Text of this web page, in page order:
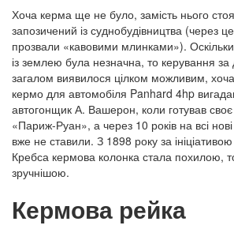
Хоча керма ще не було, замість нього
запозичений із суднобудівництва (через
прозвали «кавовими млинками»).
із землею була незначна, то керування
загалом виявилося цілком можливим,
кермо для автомобіля Panhard 4hp
автогонщик А. Вашерон, коли готував своє
«Париж-Руан», а через 10 років на всі
вже не ставили. З 1898 року за
Кребса кермова колонка стала похилою,
зручнішою.
Кермова рейка